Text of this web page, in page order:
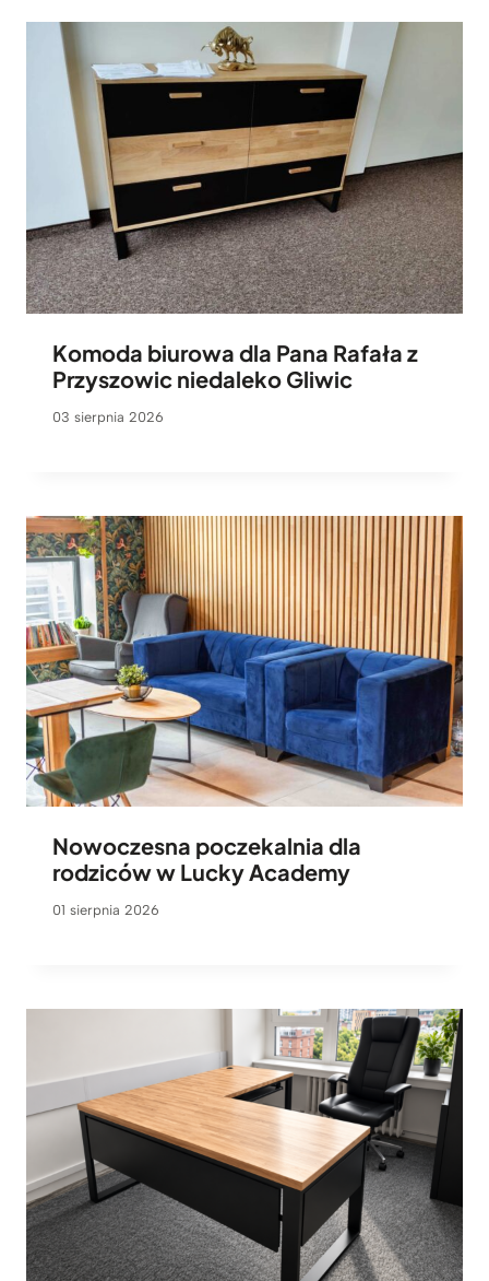
Komoda biurowa dla Pana Rafała z
Przyszowic niedaleko Gliwic
03 sierpnia 2026
Nowoczesna poczekalnia dla
rodziców w Lucky Academy
01 sierpnia 2026